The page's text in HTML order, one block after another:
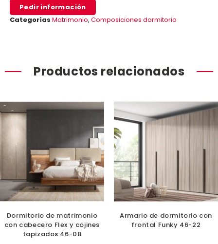
Pedir información
Categorías Matrimonio, Composiciones dormitorio
Productos relacionados
Dormitorio de matrimonio
con cabecero Flex y cojines
tapizados 46-08
Armario de dormitorio con
frontal Funky 46-22